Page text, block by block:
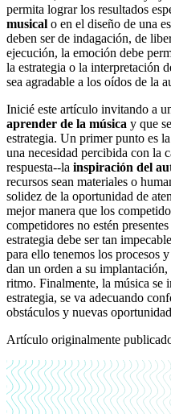
permita lograr los resultados
musical o en el diseño de una
deben ser de indagación, de
ejecución, la emoción debe
la estrategia o la interpretación
sea agradable a los oídos de la
Inicié este artículo invitando a
aprender de la música y que
estrategia. Un primer punto es
una necesidad percibida con la
respuesta--la inspiración del
recursos sean materiales o
solidez de la oportunidad de
mejor manera que los
competidores no estén
estrategia debe ser tan
para ello tenemos los procesos
dan un orden a su
ritmo. Finalmente, la música se
estrategia, se va adecuando
obstáculos y nuevas
Artículo originalmente